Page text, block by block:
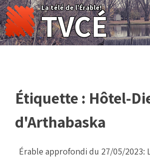
Skip
to
content
La télé de l'Érable!
TVCÉ
Étiquette : Hôtel-
d'Arthabaska
Érable approfondi du 27/05/2023: